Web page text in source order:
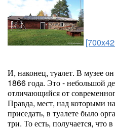
И, наконец, туалет. В музее
1866 года. Это - небольшой
отличающийся от
Правда, мест, над которыми
приседать, в туалете было
три. То есть, получается, что